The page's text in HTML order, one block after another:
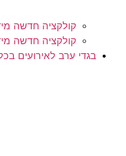
קולקציה חדשה מידות
קולקציה חדשה מידות XS-XL
בגדי ערב לאירועים בכל